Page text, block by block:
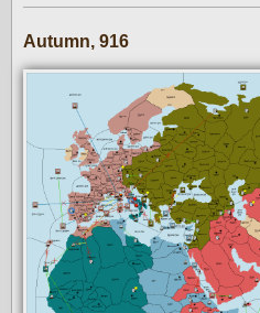
Autumn, 916